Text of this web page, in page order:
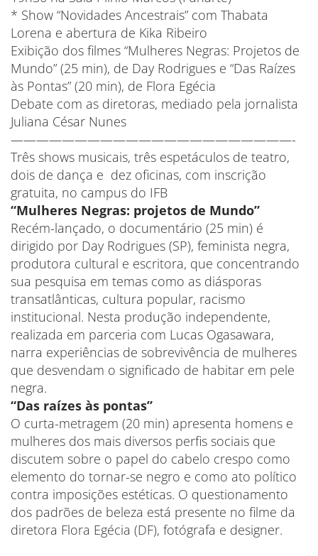
* Show “Novidades Ancestrais” com Thabata
Lorena e abertura de Kika Ribeiro
Exibição dos filmes “Mulheres Negras: Projetos de
Mundo” (25 min), de Day Rodrigues e “Das Raízes
às Pontas” (20 min), de Flora Egécia
Debate com as diretoras, mediado pela jornalista
Juliana César Nunes
——————————————————————-
Três shows musicais, três espetáculos de teatro,
dois de dança e dez oficinas, com inscrição
gratuita, no campus do IFB
“Mulheres Negras: projetos de Mundo”
Recém-lançado, o documentário (25 min) é
dirigido por Day Rodrigues (SP), feminista negra,
produtora cultural e escritora, que concentrando
sua pesquisa em temas como as diásporas
transatlânticas, cultura popular, racismo
institucional. Nesta produção independente,
realizada em parceria com Lucas Ogasawara,
narra experiências de sobrevivência de mulheres
que desvendam o significado de habitar em pele
negra.
“Das raízes às pontas”
O curta-metragem (20 min) apresenta homens e
mulheres dos mais diversos perfis sociais que
discutem sobre o papel do cabelo crespo como
elemento do tornar-se negro e como ato político
contra imposições estéticas. O questionamento
dos padrões de beleza está presente no filme da
diretora Flora Egécia (DF), fotógrafa e designer.